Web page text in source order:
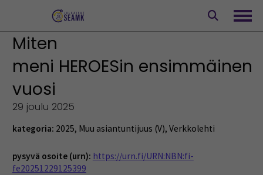
Miten
meni HEROESin ensimmäinen
vuosi
29 joulu 2025
kategoria: 2025, Muu asiantuntijuus (V), Verkkolehti
pysyvä osoite (urn): https://urn.fi/URN:NBN:fi-
fe20251229125399